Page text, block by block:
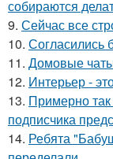
собираются
9. Сейчас все
10. Согласились
11. Домовые
12. Интерьер -
13. Примерно
подписчика
14. Ребята